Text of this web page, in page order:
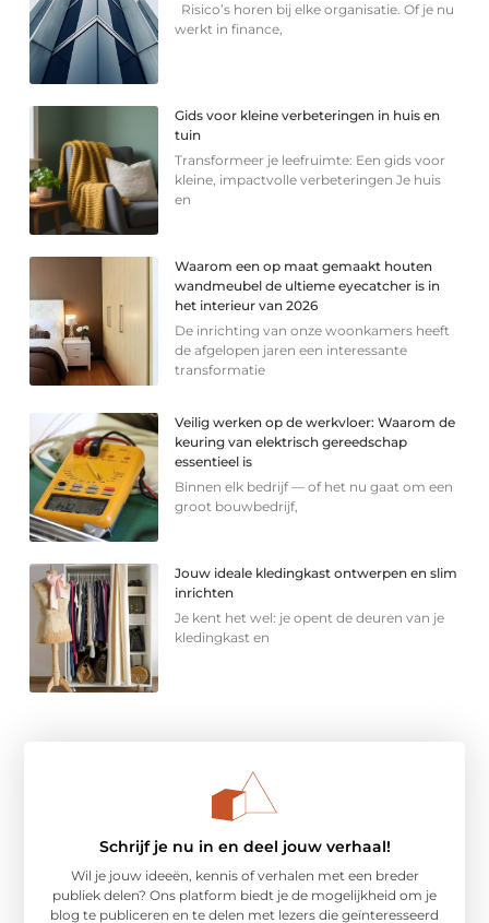
Risico’s horen bij elke organisatie. Of je nu
werkt in finance,
Gids voor kleine verbeteringen in huis en
tuin
Transformeer je leefruimte: Een gids voor
kleine, impactvolle verbeteringen Je huis
en
Waarom een op maat gemaakt houten
wandmeubel de ultieme eyecatcher is in
het interieur van 2026
De inrichting van onze woonkamers heeft
de afgelopen jaren een interessante
transformatie
Veilig werken op de werkvloer: Waarom de
keuring van elektrisch gereedschap
essentieel is
Binnen elk bedrijf — of het nu gaat om een
groot bouwbedrijf,
Jouw ideale kledingkast ontwerpen en slim
inrichten
Je kent het wel: je opent de deuren van je
kledingkast en
Schrijf je nu in en deel jouw verhaal!
Wil je jouw ideeën, kennis of verhalen met een breder
publiek delen? Ons platform biedt je de mogelijkheid om je
blog te publiceren en te delen met lezers die geïnteresseerd